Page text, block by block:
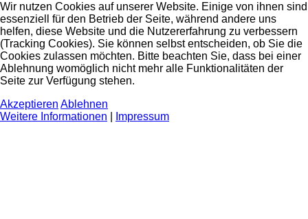
Wir nutzen Cookies auf unserer Website. Einige von ihnen sind
essenziell für den Betrieb der Seite, während andere uns
helfen, diese Website und die Nutzererfahrung zu verbessern
(Tracking Cookies). Sie können selbst entscheiden, ob Sie die
Cookies zulassen möchten. Bitte beachten Sie, dass bei einer
Ablehnung womöglich nicht mehr alle Funktionalitäten der
Seite zur Verfügung stehen.
Akzeptieren Ablehnen
Weitere Informationen
Impressum